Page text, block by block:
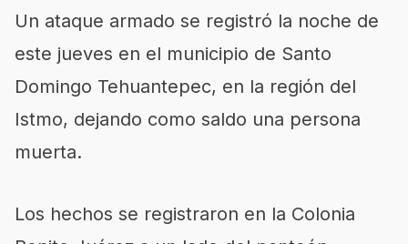
Un ataque armado se registró la noche de
este jueves en el municipio de Santo
Domingo Tehuantepec, en la región del
Istmo, dejando como saldo una persona
muerta.
Los hechos se registraron en la Colonia